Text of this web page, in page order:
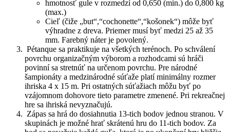
hmotnosť gule v rozmedzí od 0,650 (min.) do 0,800 kg
(max.)
Cieľ (čiže „but“,“cochonette“,“košonek“) môže byť
výhradne z dreva. Priemer musí byť medzi 25 až 35
mm. Farebný náter je povolený.
Pétanque sa praktikuje na všetkých terénoch. Po schválení
povrchu organizačným výborom a rozhodcami sú hráči
povinní sa stretnúť na určenom povrchu. Pre národné
šampionáty a medzinárodné súťaže platí minimálny rozmer
ihriska 4 x 15 m. Pri ostatných súťažiach môžu byť po
vzájomnom dohovore tieto parametre zmenené. Pri rekreačnej
hre sa ihriská nevyznačujú.
Zápas sa hrá do dosiahnutia 13-tich bodov jednou stranou. V
skupinách je možné hrať skrátenú hru do 11-tich bodov. Za